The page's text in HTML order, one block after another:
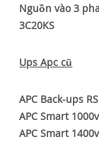
Nguồn vào 3
3C20KS
Ups Apc cũ
APC Back-ups
APC Smart
APC Smart